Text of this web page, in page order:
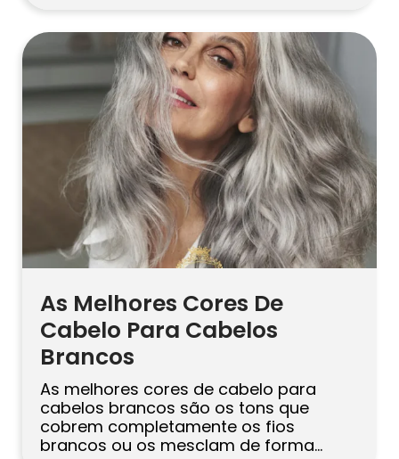
românticas, estilos meio preso e rabos
de cavalo modernos estão entre os
mais populares. A melhor escolha
depende do formato do seu rosto, do
decote do vestido, do comprimento […]
As Melhores Cores De
Cabelo Para Cabelos
Brancos
As melhores cores de cabelo para
cabelos brancos são os tons que
cobrem completamente os fios
brancos ou os mesclam de forma